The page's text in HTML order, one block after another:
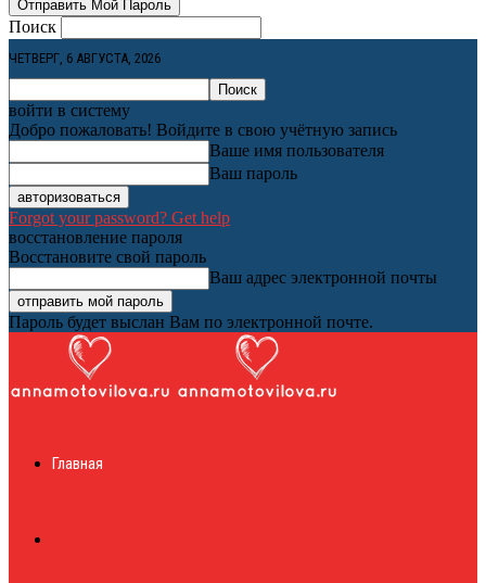
Поиск
ЧЕТВЕРГ, 6 АВГУСТА, 2026
войти в систему
Добро пожаловать! Войдите в свою учётную запись
Ваше имя пользователя
Ваш пароль
Forgot your password? Get help
восстановление пароля
Восстановите свой пароль
Ваш адрес электронной почты
Пароль будет выслан Вам по электронной почте.
журналГлавная